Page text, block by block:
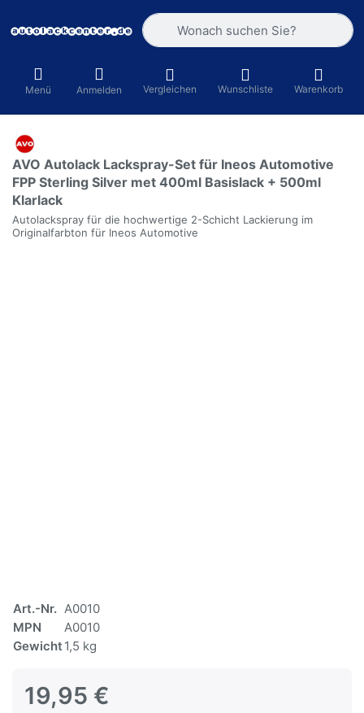
Geben Sie einen Suchbegriff ein.
Menü Anmelden Vergleichen Wunschliste Warenkorb
AVO Autolack Lackspray-Set für Ineos Automotive
FPP Sterling Silver met 400ml Basislack + 500ml
Klarlack
Autolackspray für die hochwertige 2-Schicht Lackierung im
Originalfarbton für Ineos Automotive
Art.-Nr. A0010
MPN
A0010
Gewicht 1,5 kg
19,95 €